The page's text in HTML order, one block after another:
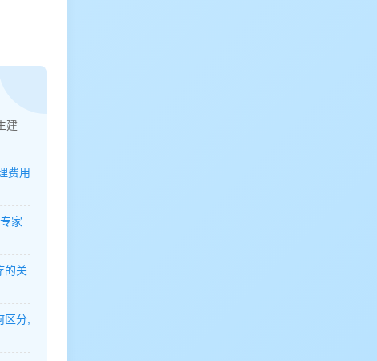
建
费用
家
的关
分,